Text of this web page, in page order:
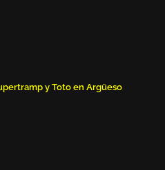
y Toto en Argüeso